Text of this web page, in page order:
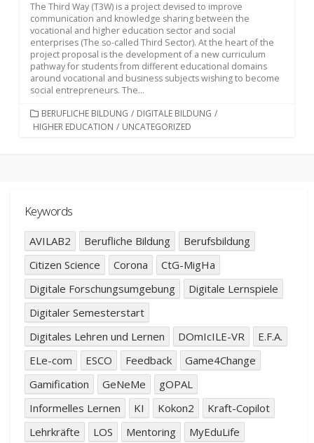
The Third Way (T3W) is a project devised to improve
communication and knowledge sharing between the
vocational and higher education sector and social
enterprises (The so-called Third Sector). At the heart of the
project proposal is the development of a new curriculum
pathway for students from different educational domains
around vocational and business subjects wishing to become
social entrepreneurs. The...
KATEGORIEN
BERUFLICHE BILDUNG / DIGITALE BILDUNG /
HIGHER EDUCATION / UNCATEGORIZED
Keywords
AVILAB2 Berufliche Bildung
Berufsbildung
Citizen Science
Corona
CtG-MigHa
Digitale Forschungsumgebung
Digitale Lernspiele
Digitaler Semesterstart
Digitales Lehren und Lernen
DOmIcILE-VR
E.F.A.
ELe-com
ESCO Feedback
Game4Change
Gamification
GeNeMe
gOPAL
Informelles Lernen
KI Kokon2
Kraft-Copilot
Lehrkräfte
LOS Mentoring
MyEduLife